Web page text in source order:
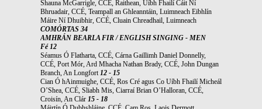
Shauna McGarrigle, CCÉ, Raithean, Uíbh Fhailí Cáit Ní
Bhruadair, CCÉ, Teampall an Ghleanntáin, Luimneach Eibhlín
Máire Ní Dhuibhir, CCÉ, Cluain Chreadhail, Luimneach
COMÓRTAS 34
AMHRÁN BEARLA FIR / ENGLISH SINGING - MEN
Fé 12
Séamus Ó Flatharta, CCÉ, Cárna Gaillimh Daniel Donnelly,
CCÉ, Port Mór, Ard Mhacha Nathan Brady, CCÉ, John Dungan
Branch, An Longfort12 - 15
Cian Ó hAinmuighe, CCÉ, Ros Cré agus Co Uíbh Fhailí Micheál
O’Shea, CCÉ, Sliabh Mis, Ciarraí Brian O’Halloran, CCÉ,
Croisín, An Clár 15 - 18